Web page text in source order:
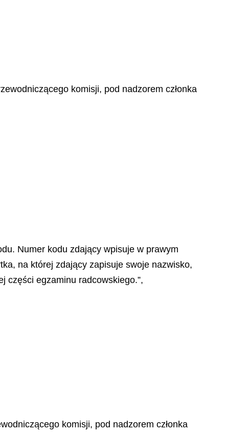
komisji, pod nadzorem członka
Numer kodu zdający wpisuje w prawym
na której zdający zapisuje swoje nazwisko,
części egzaminu radcowskiego.”,
komisji, pod nadzorem członka